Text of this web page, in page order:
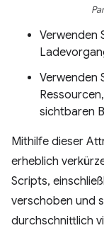
Verwenden
Verwenden
sichtbaren
Mithilfe dieser
erheblich
Scripts,
verschoben und
durchschnittlich